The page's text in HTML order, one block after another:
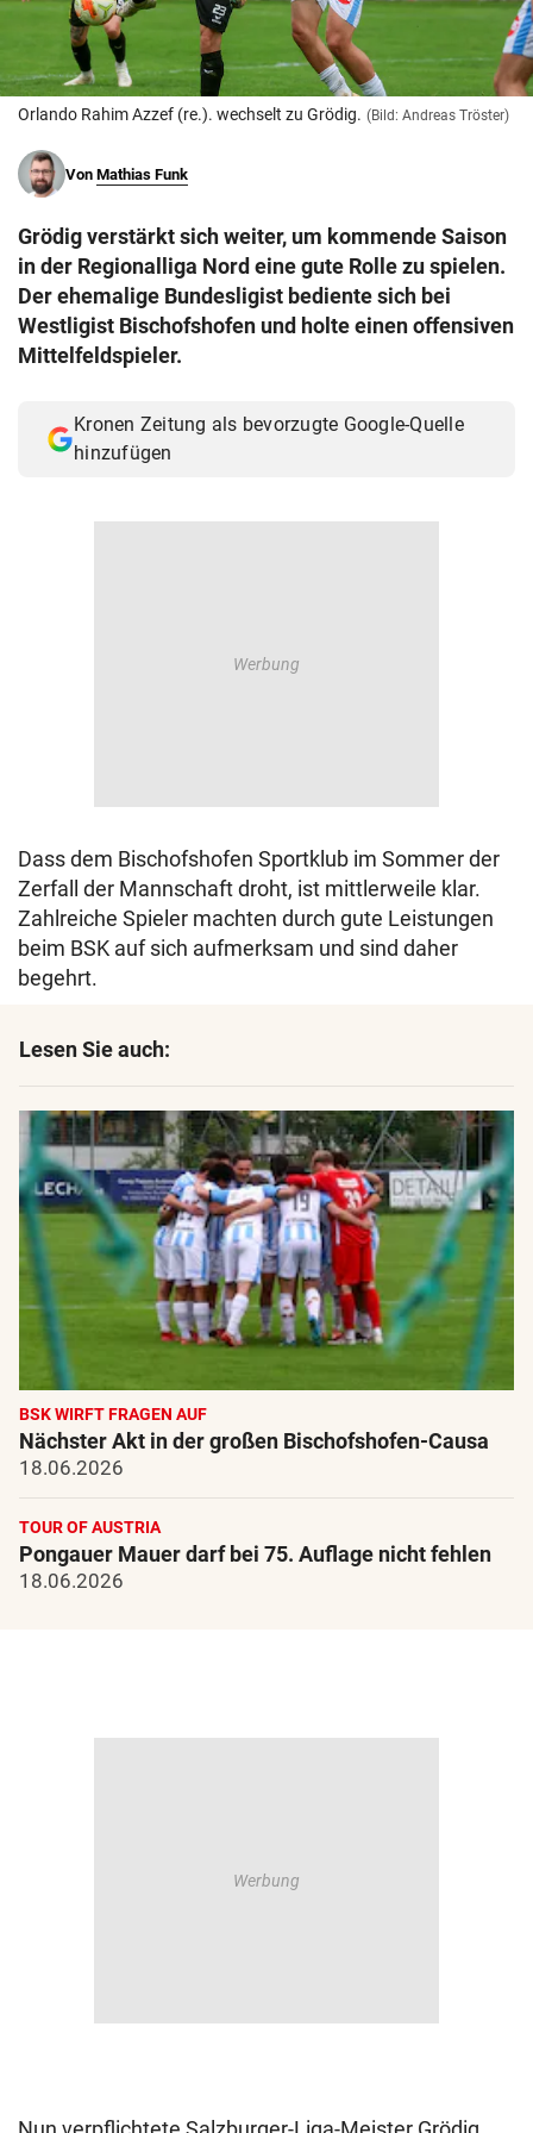
© Krone Multimedia GmbH & Co KG 2026
Muthgasse 2, 1190 Wien
Orlando Rahim Azzef (re.). wechselt zu Grödig. (Bild: Andreas Tröster)
Von Mathias Funk
Grödig verstärkt sich weiter, um kommende Saison
in der Regionalliga Nord eine gute Rolle zu spielen.
Der ehemalige Bundesligist bediente sich bei
Westligist Bischofshofen und holte einen offensiven
Mittelfeldspieler.
Kronen Zeitung als bevorzugte Google-Quelle
hinzufügen
Dass dem Bischofshofen Sportklub im Sommer der
Zerfall der Mannschaft droht, ist mittlerweile klar.
Zahlreiche Spieler machten durch gute Leistungen
beim BSK auf sich aufmerksam und sind daher
begehrt.
Lesen Sie auch:
BSK WIRFT FRAGEN AUF
Nächster Akt in der großen Bischofshofen-Causa
18.06.2026
TOUR OF AUSTRIA
Pongauer Mauer darf bei 75. Auflage nicht fehlen
18.06.2026